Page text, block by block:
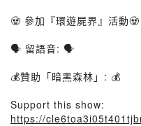
🧟 參加『環遊屍界』活動🧟
🗣️ 留語音: 🗣️
💰贊助「暗黑森林」: 💰
Support this show:
https://